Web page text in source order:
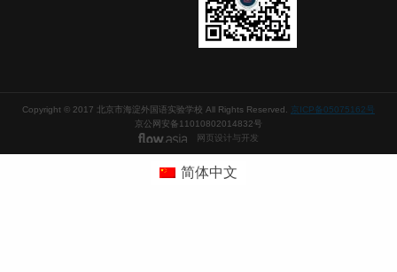
Copyright © 2017 北京市海淀外国语实验学校 All Rights Reserved. 京ICP备05075162号
京公网安备11010802014832号
网页设计与开发
简体中文